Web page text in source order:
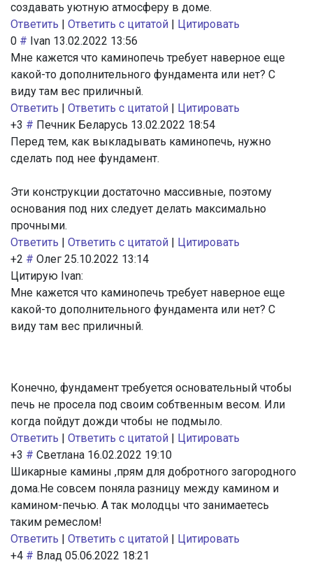
создавать уютную атмосферу в доме.
Ответить
Ответить с цитатой
Цитировать
0 # Ivan 13.02.2022 13:56
Мне кажется что каминопечь требует наверное еще
какой-то дополнительного фундамента или нет? С
виду там вес приличный.
Ответить
Ответить с цитатой
Цитировать
+3 # Печник Беларусь 13.02.2022 18:54
Перед тем, как выкладывать каминопечь, нужно
сделать под нее фундамент.
Эти конструкции достаточно массивные, поэтому
основания под них следует делать максимально
прочными.
Ответить
Ответить с цитатой
Цитировать
+2 # Олег 25.10.2022 13:14
Цитирую Ivan:
Мне кажется что каминопечь требует наверное еще
какой-то дополнительного фундамента или нет? С
виду там вес приличный.
Конечно, фундамент требуется основательный чтобы
печь не просела под своим собтвенным весом. Или
когда пойдут дожди чтобы не подмыло.
Ответить
Ответить с цитатой
Цитировать
+3 # Светлана 16.02.2022 19:10
Шикарные камины ,прям для добротного загородного
дома.Не совсем поняла разницу между камином и
камином-печью. А так молодцы что занимаетесь
таким ремеслом!
Ответить
Ответить с цитатой
Цитировать
+4 # Влад 05.06.2022 18:21